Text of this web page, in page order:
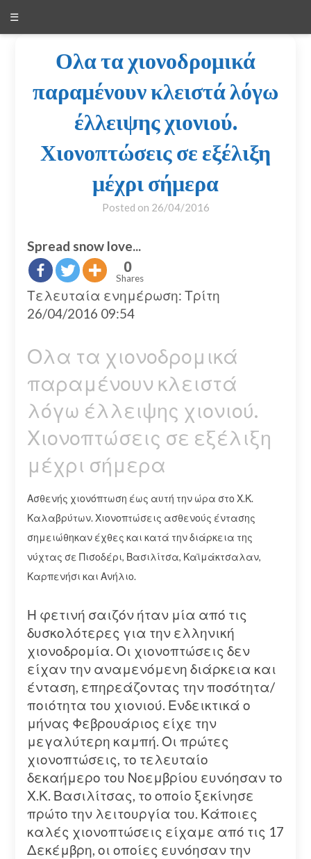
☰
Ολα τα χιονοδρομικά
παραμένουν κλειστά λόγω
έλλειψης χιονιού.
Χιονοπτώσεις σε εξέλιξη
μέχρι σήμερα
Posted on 26/04/2016
Spread snow love...
0
Shares
Τελευταία ενημέρωση: Τρίτη
26/04/2016 09:54
Ολα τα χιονοδρομικά
παραμένουν κλειστά
λόγω έλλειψης χιονιού.
Χιονοπτώσεις σε εξέλιξη
μέχρι σήμερα
Ασθενής χιονόπτωση έως αυτή την ώρα στο Χ.Κ.
Καλαβρύτων. Χιονοπτώσεις ασθενούς έντασης
σημειώθηκαν έχθες και κατά την διάρκεια της
νύχτας σε Πισοδέρι, Βασιλίτσα, Καϊμάκτσαλαν,
Καρπενήσι και Ανήλιο.
Η φετινή σαιζόν ήταν μία από τις
δυσκολότερες για την ελληνική
χιονοδρομία. Οι χιονοπτώσεις δεν
είχαν την αναμενόμενη διάρκεια και
ένταση, επηρεάζοντας την ποσότητα/
ποιότητα του χιονιού. Ενδεικτικά ο
μήνας Φεβρουάριος είχε την
μεγαλύτερη καμπή. Οι πρώτες
χιονοπτώσεις, το τελευταίο
δεκαήμερο του Νοεμβρίου ευνόησαν το
Χ.Κ. Βασιλίτσας, το οποίο ξεκίνησε
πρώτο την λειτουργία του. Κάποιες
καλές χιονοπτώσεις είχαμε από τις 17
Δεκέμβρη, οι οποίες ευνόησαν την